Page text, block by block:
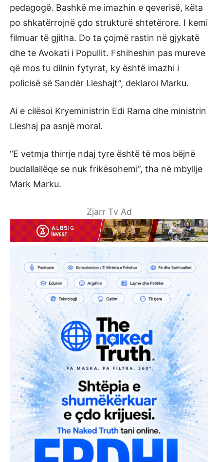
pedagogë. Bashkë me imazhin e qeverisë, këta
po shkatërrojnë çdo strukturë shtetërore. I kemi
filmuar të gjitha. Do ta çojmë rastin në gjykatë
dhe te Avokati i Popullit. Fshiheshin pas mureve
që mos tu dilnin fytyrat, ky është imazhi i
policisë së Sandër Lleshajt”, deklaroi Marku.
Ai e cilësoi Kryeministrin Edi Rama dhe ministrin
Lleshaj pa asnjë moral.
“E vetmja thirrje ndaj tyre është të mos bëjnë
budallallëqe se nuk frikësohemi”, tha në mbyllje
Mark Marku.
Zjarr Tv Ad